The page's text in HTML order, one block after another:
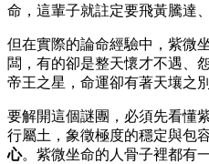
命，這輩子就註定要飛黃騰達
但在實際的論命經驗中，紫微
闆，有的卻是整天懷才不遇、
帝王之星，命運卻有著天壤之
要解開這個謎團，必須先看懂
行屬土，象徵極度的穩定與包
心。紫微坐命的人骨子裡都有